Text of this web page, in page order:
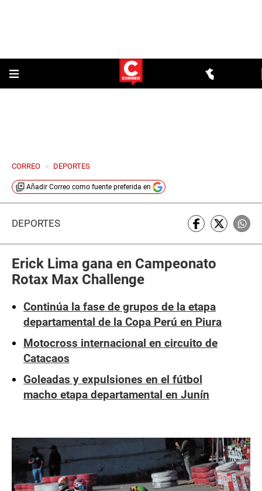
CORREO > DEPORTES
Añadir Correo como fuente preferida en
DEPORTES
Erick Lima gana en Campeonato
Rotax Max Challenge
Continúa la fase de grupos de la etapa
departamental de la Copa Perú en Piura
Motocross internacional en circuito de
Catacaos
Goleadas y expulsiones en el fútbol
macho etapa departamental en Junín